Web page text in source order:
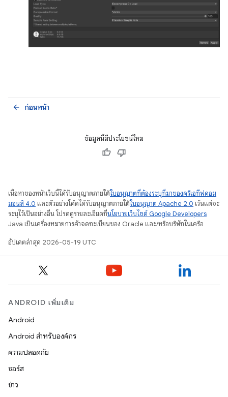
ก่อนหน้า
arrow_back
ข้อมูลนี้มีประโยชน์ไหม
เนื้อหาของหน้าเว็บนี้ได้รับอนุญาตภายใต้ใบอนุญาตที่ต้องระบุที่มาของครีเอทีฟคอม
มอนส์ 4.0 และตัวอย่างโค้ดได้รับอนุญาตภายใต้ใบอนุญาต Apache 2.0 เว้นแต่จะ
ระบุไว้เป็นอย่างอื่น โปรดดูรายละเอียดที่นโยบายเว็บไซต์ Google Developers
Java เป็นเครื่องหมายการค้าจดทะเบียนของ Oracle และ/หรือบริษัทในเครือ
อัปเดตล่าสุด 2026-05-19 UTC
ANDROID เพิ่มเติม
Android
Android สำหรับองค์กร
ความปลอดภัย
ซอร์ส
ข่าว